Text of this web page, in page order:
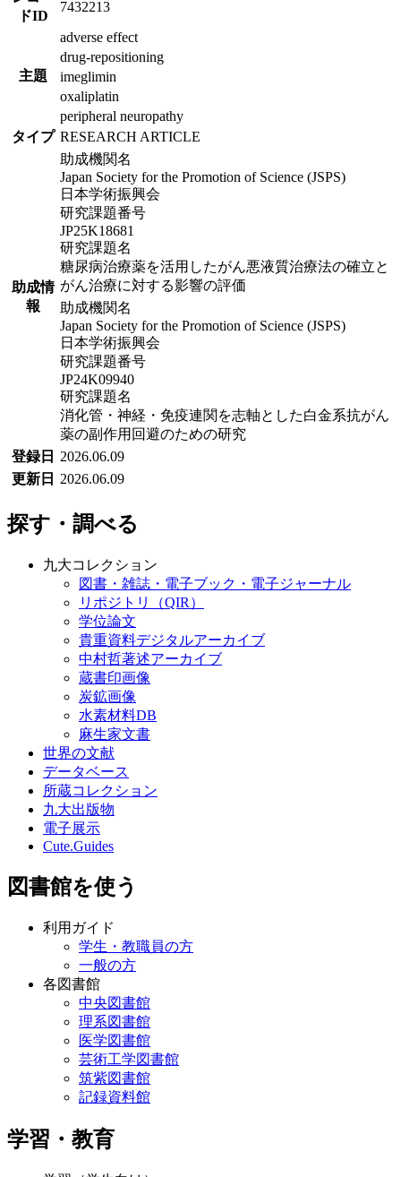
ドID
7432213
主題
adverse effect
drug-repositioning
imeglimin
oxaliplatin
peripheral neuropathy
タイプ RESEARCH ARTICLE
助成情
報
助成機関名
Japan Society for the Promotion of Science (JSPS)
日本学術振興会
研究課題番号
JP25K18681
研究課題名
糖尿病治療薬を活用したがん悪液質治療法の確立と
がん治療に対する影響の評価
助成機関名
Japan Society for the Promotion of Science (JSPS)
日本学術振興会
研究課題番号
JP24K09940
研究課題名
消化管・神経・免疫連関を志軸とした白金系抗がん
薬の副作用回避のための研究
登録日 2026.06.09
更新日 2026.06.09
探す・調べる
九大コレクション
図書・雑誌・電子ブック・電子ジャーナル
リポジトリ（QIR）
学位論文
貴重資料デジタルアーカイブ
中村哲著述アーカイブ
蔵書印画像
炭鉱画像
水素材料DB
麻生家文書
世界の文献
データベース
所蔵コレクション
九大出版物
電子展示
Cute.Guides
図書館を使う
利用ガイド
学生・教職員の方
一般の方
各図書館
中央図書館
理系図書館
医学図書館
芸術工学図書館
筑紫図書館
記録資料館
学習・教育